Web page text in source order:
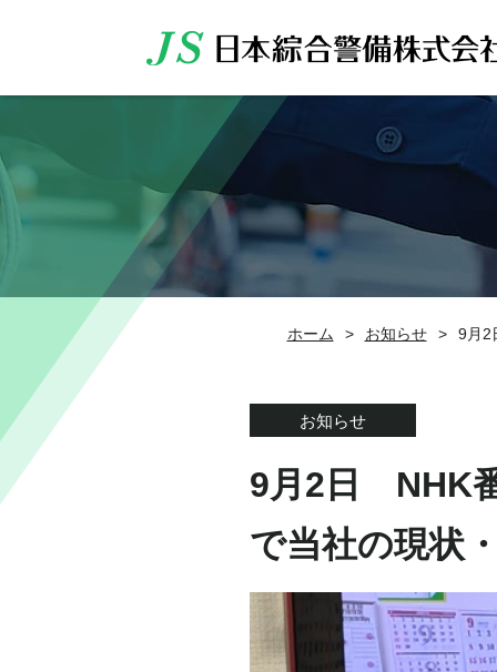
ホーム > お知らせ > 9月2
お知らせ
9月2日 NHK
で当社の現状